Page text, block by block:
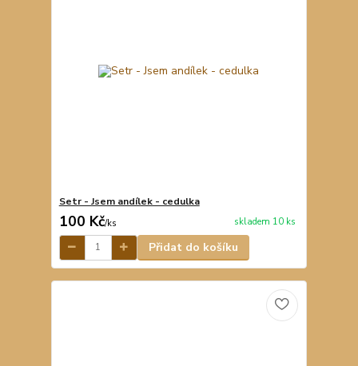
Setr - Jsem andílek - cedulka
100 Kč/ks skladem 10 ks
Přidat do košíku